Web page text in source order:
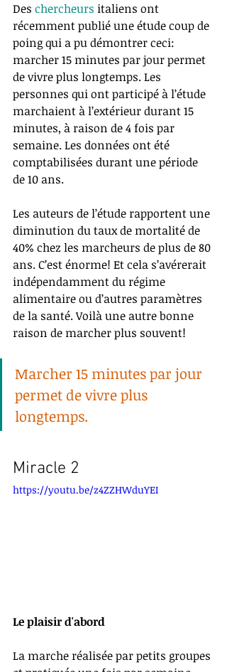
Des chercheurs italiens ont
récemment publié une étude coup de
poing qui a pu démontrer ceci:
marcher 15 minutes par jour permet
de vivre plus longtemps. Les
personnes qui ont participé à l’étude
marchaient à l’extérieur durant 15
minutes, à raison de 4 fois par
semaine. Les données ont été
comptabilisées durant une période
de 10 ans.
Les auteurs de l’étude rapportent une
diminution du taux de mortalité de
40% chez les marcheurs de plus de 80
ans. C’est énorme! Et cela s’avérerait
indépendamment du régime
alimentaire ou d’autres paramètres
de la santé. Voilà une autre bonne
raison de marcher plus souvent!
Marcher 15 minutes par jour
permet de vivre plus
longtemps.
Miracle 2
https://youtu.be/z4ZZHWduYEI
Le plaisir d'abord
La marche réalisée par petits groupes